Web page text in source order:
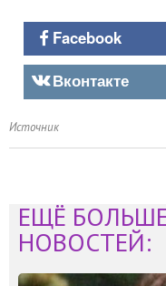
Facebook
Вконтакте
Источник
ЕЩЁ
НОВОСТЕЙ: